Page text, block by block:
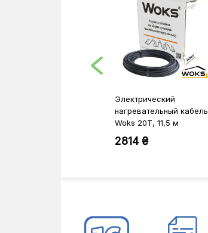
Электрический
нагревательный кабель
Woks 20T, 11,5 м
(0924002)
2814 ₴